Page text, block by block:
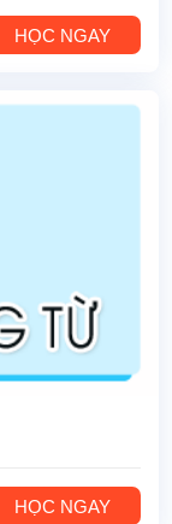
HỌC NGAY
HỌC NGAY